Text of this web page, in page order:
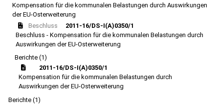
Kompensation für die kommunalen Belastungen durch Auswirkungen
der EU-Osterweiterung
Beschluss
2011-16/DS-I(A)0350/1
Beschluss - Kompensation für die kommunalen Belastungen durch
Auswirkungen der EU-Osterweiterung
Berichte (1)
2011-16/DS-I(A)0350/1
Kompensation für die kommunalen Belastungen durch
Auswirkungen der EU-Osterweiterung
Berichte (1)